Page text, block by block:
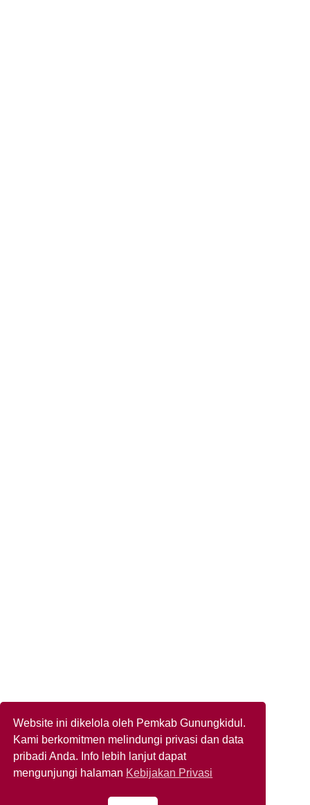
Website ini dikelola oleh Pemkab Gunungkidul.
Kami berkomitmen melindungi privasi dan data
pribadi Anda. Info lebih lanjut dapat
mengunjungi halaman Kebijakan Privasi